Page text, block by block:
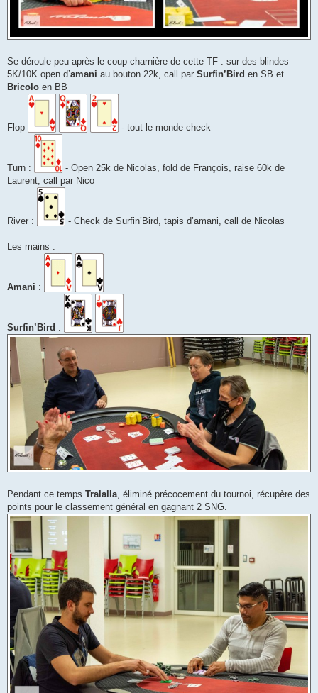
Se déroule peu après le coup charnière de cette TF : sur des blindes
5K/10K open d’amani au bouton 22k, call par Surfin’Bird en SB et
Bricolo en BB
Flop - tout le monde check
Turn :
- Open 25k de Nicolas, fold de François, raise 60k de
Laurent, call par Nico
River : - Check de Surfin’Bird, tapis d’amani, call de Nicolas
Les mains :
Amani :
Surfin’Bird :
Pendant ce temps Tralalla , éliminé précocement du tournoi, récupère des
points pour le classement général en gagnant 2 SNG.